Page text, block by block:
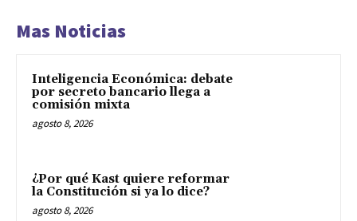
Mas Noticias
Inteligencia Económica: debate
por secreto bancario llega a
comisión mixta
agosto 8, 2026
¿Por qué Kast quiere reformar
la Constitución si ya lo dice?
agosto 8, 2026